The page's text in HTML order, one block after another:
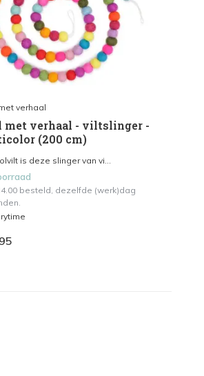
verhaal
met verhaal - viltslinger -
(200 cm)
is deze slinger van vi...
besteld, dezelfde (werk)dag